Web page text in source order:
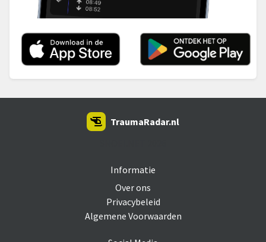
Informatie
Over ons
Privacybeleid
Algemene Voorwaarden
TraumaRadar.nl